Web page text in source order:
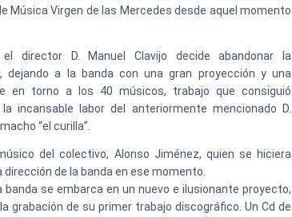
Música Virgen de las Mercedes desde aquel momento
el director D. Manuel Clavijo decide abandonar la
dejando a la banda con una gran proyección y una
en torno a los 40 músicos, trabajo que consiguió
incansable labor del anteriormente mencionado D.
“el curilla”.
del colectivo, Alonso Jiménez, quien se hiciera
dirección de la banda en ese momento.
banda se embarca en un nuevo e ilusionante proyecto,
grabación de su primer trabajo discográfico. Un Cd de